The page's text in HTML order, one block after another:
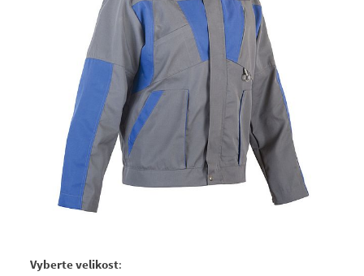
Vyberte velikost: